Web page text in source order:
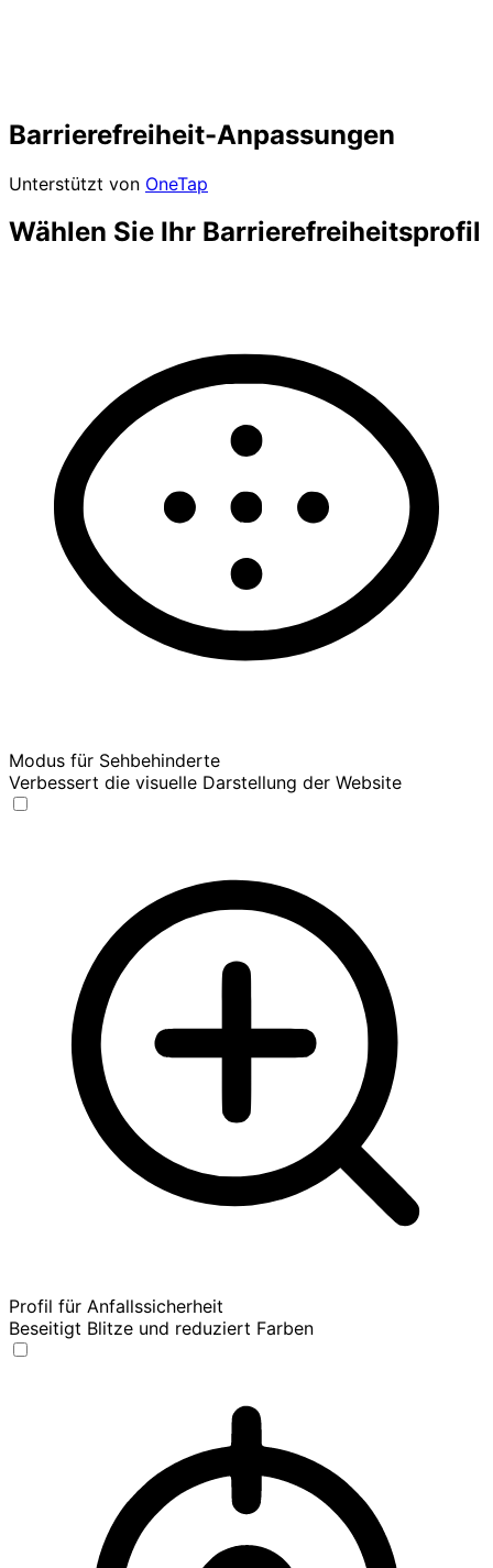
Barrierefreiheit-Anpassungen
Unterstützt von OneTap
Wählen Sie Ihr Barrierefreiheitsprofil
Modus für Sehbehinderte
Verbessert die visuelle Darstellung der Website
Profil für Anfallssicherheit
Beseitigt Blitze und reduziert Farben